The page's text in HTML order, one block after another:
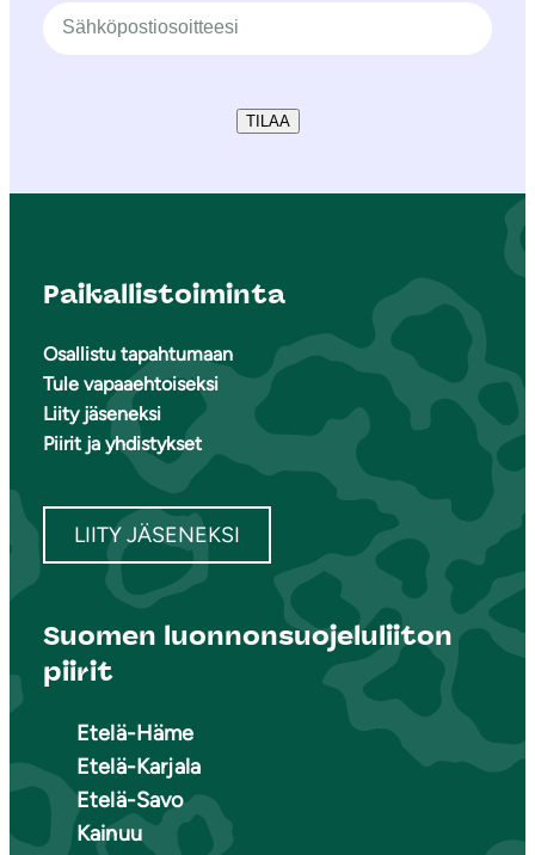
TILAA
Paikallistoiminta
Osallistu tapahtumaan
Tule vapaaehtoiseksi
Liity jäseneksi
Piirit ja yhdistykset
LIITY JÄSENEKSI
Suomen luonnonsuojeluliiton
piirit
Etelä-Häme
Etelä-Karjala
Etelä-Savo
Kainuu